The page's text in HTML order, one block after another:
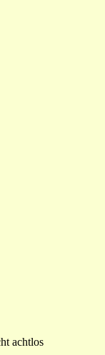
achtlos